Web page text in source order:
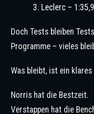
Leclerc –
Doch Tests bleiben
Programme – vieles
Was bleibt, ist ein klares
Norris hat die Bestzeit.
Verstappen hat die